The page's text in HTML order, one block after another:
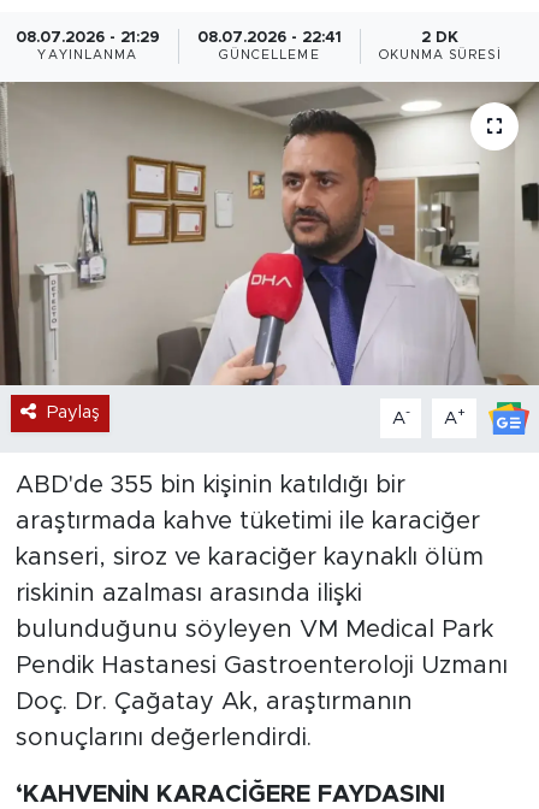
08.07.2026 - 21:29
YAYINLANMA
08.07.2026 - 22:41
GÜNCELLEME
2 DK
OKUNMA SÜRESI
Paylaş A- A+
ABD'de 355 bin kişinin katıldığı bir
araştırmada kahve tüketimi ile karaciğer
kanseri, siroz ve karaciğer kaynaklı ölüm
riskinin azalması arasında ilişki
bulunduğunu söyleyen VM Medical Park
Pendik Hastanesi Gastroenteroloji Uzmanı
Doç. Dr. Çağatay Ak, araştırmanın
sonuçlarını değerlendirdi.
‘KAHVENİN KARACİĞERE FAYDASINI
Spor